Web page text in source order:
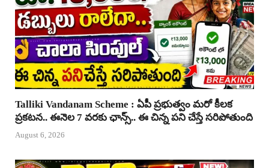
Talliki Vandanam Scheme : ఏపీ ప్రభుత్వం మరో కీలక
ప్రకటన.. ఈనెల 7 వరకు ఛాన్స్.. ఈ చిన్న పని చేస్తే సరిపోతుంది
August 6, 2026